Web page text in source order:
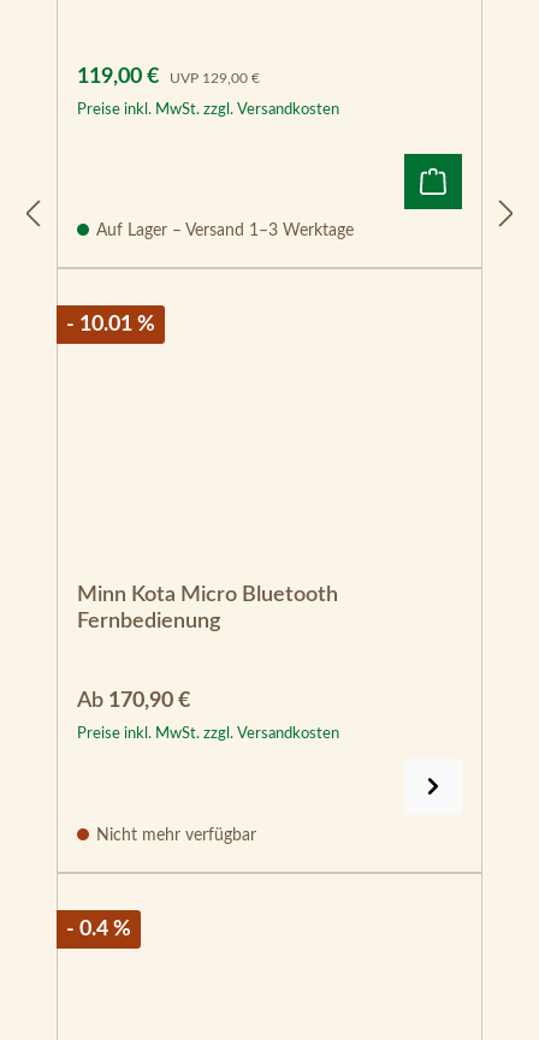
Verkaufspreis:
119,00 € UVP Regulärer Preis:
129,00 €
Preise inkl. MwSt. zzgl. Versandkosten
Auf Lager – Versand 1–3 Werktage
- 10.01 %
Minn Kota Micro Bluetooth
Fernbedienung
Regulärer Preis:
Ab 170,90 €
Preise inkl. MwSt. zzgl. Versandkosten
Nicht mehr verfügbar
- 0.4 %